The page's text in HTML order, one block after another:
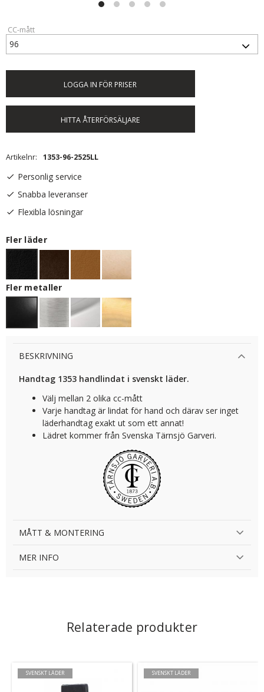
CC-mått
LOGGA IN FÖR PRISER
HITTA ÅTERFÖRSÄLJARE
Artikelnr 1353-96-2525LL
Personlig service
Snabba leveranser
Flexibla lösningar
Fler läder
Fler metaller
BESKRIVNING
Handtag 1353 handlindat i svenskt läder.
Välj mellan 2 olika cc-mått
Varje handtag är lindat för hand och därav ser inget
läderhandtag exakt ut som ett annat!
Lädret kommer från Svenska Tärnsjö Garveri.
MÅTT & MONTERING
MER INFO
Relaterade produkter
SVENSKT LÄDER SVENSKT LÄDER